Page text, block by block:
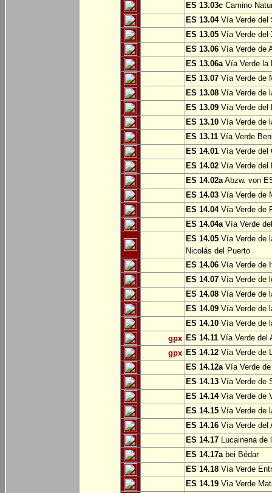
ES 13.03c Camino
ES 13.04Vía Verde del
ES 13.05 Vía Verde del
ES 13.06 Vía Verde de
ES 13.06aVía Verde la
ES 13.07 Vía Verde de
ES 13.08 Vía Verde de
ES 13.09 Vía Verde del
ES 13.10 Vía Verde de
ES 13.11 Vía Verde
ES 14.01 Vía Verde del
ES 14.02 Vía Verde del
ES 14.02aAbzw. von
ES 14.03 Vía Verde de
ES 14.04Vía Verde de
ES 14.04aVía Verde
ES 14.05 Vía Verde de
Nicolás del Puerto
ES 14.06 Vía Verde de
ES 14.07 Vía Verde de
ES 14.08 Vía Verde de
ES 14.09 Vía Verde de
ES 14.10 Vía Verde de
gpx ES 14.11 Vía Verde del
gpx ES 14.12 Vía Verde de
ES 14.12aVía Verde de
ES 14.13 Vía Verde de
ES 14.14Vía Verde de
ES 14.15 Vía Verde de
ES 14.16 Vía Verde del
ES 14.17 Lucainena de
ES 14.17abei Bédar
ES 14.18 Vìa Verde
ES 14.19 Vìa Verde